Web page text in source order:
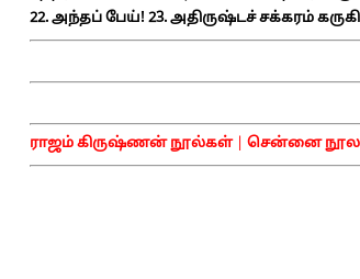
22. அந்தப் பேய்! 23. அதிருஷ்டச் சக்கரம்
ராஜம் கிருஷ்ணன் நூல்கள்| சென்னை